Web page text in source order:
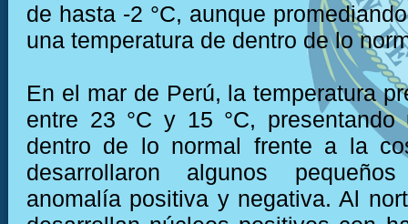
de hasta -2 °C, aunque
una temperatura de dentro de lo
En el mar de Perú, la temperatura
entre 23 °C y 15 °C, presentando
dentro de lo normal frente a la
desarrollaron algunos
anomalía positiva y negativa. Al